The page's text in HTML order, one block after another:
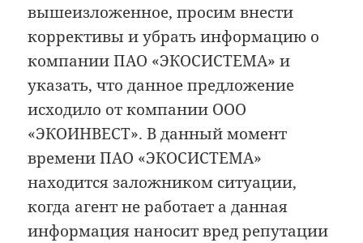
вышеизложенное, просим внести
коррективы и убрать информацию о
компании ПАО «ЭКОСИСТЕМА» и
указать, что данное предложение
исходило от компании ООО
«ЭКОИНВЕСТ». В данный момент
времени ПАО «ЭКОСИСТЕМА»
находится заложником ситуации,
когда агент не работает а данная
информация наносит вред репутации